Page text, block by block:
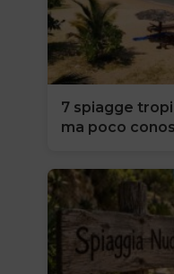
7 spiagge
ma poco